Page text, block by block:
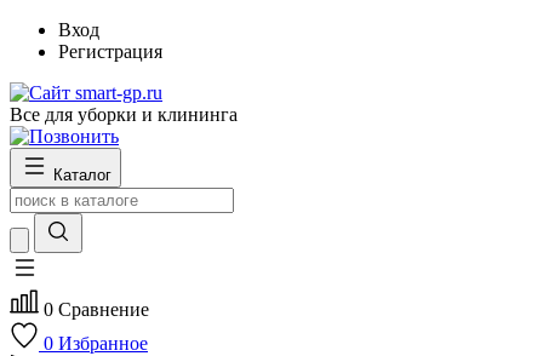
Вход
Регистрация
Все для уборки и клининга
Каталог
0 Сравнение
0 Избранное